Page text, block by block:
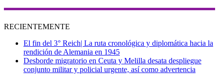
RECIENTEMENTE
El fin del 3° Reich| La ruta cronológica y diplomática hacia la
rendición de Alemania en 1945
Desborde migratorio en Ceuta y Melilla desata despliegue
conjunto militar y policial urgente, así como advertencia